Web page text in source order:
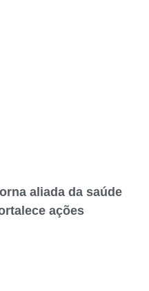
aliada da saúde
ações